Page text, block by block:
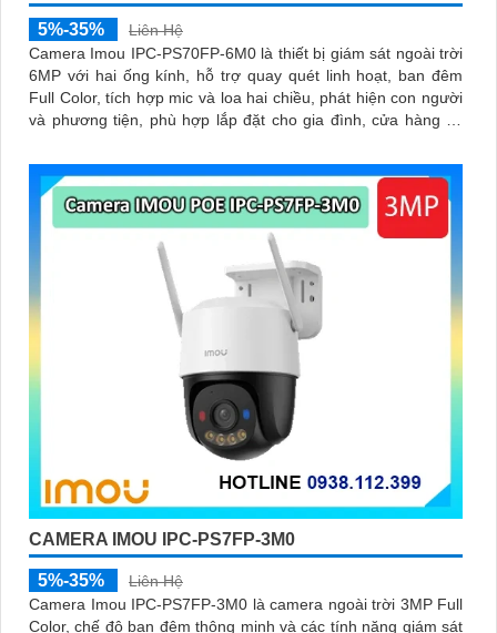
5%-35%
Liên Hệ
Camera Imou IPC-PS70FP-6M0 là thiết bị giám sát ngoài trời
6MP với hai ống kính, hỗ trợ quay quét linh hoạt, ban đêm
Full Color, tích hợp mic và loa hai chiều, phát hiện con người
và phương tiện, phù hợp lắp đặt cho gia đình, cửa hàng và
CAMERA IMOU IPC-PS7FP-3M0
5%-35%
Liên Hệ
Camera Imou IPC-PS7FP-3M0 là camera ngoài trời 3MP Full
Color, chế độ ban đêm thông minh và các tính năng giám sát